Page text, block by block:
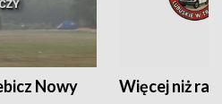
Nowy
Więcej niż rajd